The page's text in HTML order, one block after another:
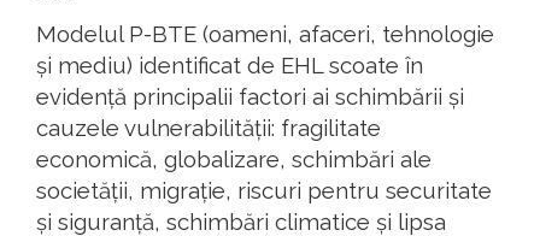
Modelul P-BTE (oameni, afaceri, tehnologie
și mediu) identificat de EHL scoate în
evidență principalii factori ai schimbării și
cauzele vulnerabilității: fragilitate
economică, globalizare, schimbări ale
societății, migrație, riscuri pentru securitate
și siguranță, schimbări climatice și lipsa